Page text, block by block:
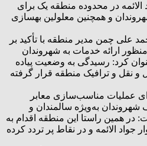
الائمه در محدوده منطقه یک برای
و همچنین معلولین بهسازی
علی چمن مدیر منطقه با تأکید بر
ارائه خدمات‌ به شهروندان
کرد: رسیدگی به وضعیت پیاده
و نقل و ترافیک منطقه قرار گرفته
عملیات مناسب‌سازی معابر
به‌ویژه سالمندان و
در همین راستا این منطقه اقدام به
جواد الائمه و در نقاط پر تردد کرده